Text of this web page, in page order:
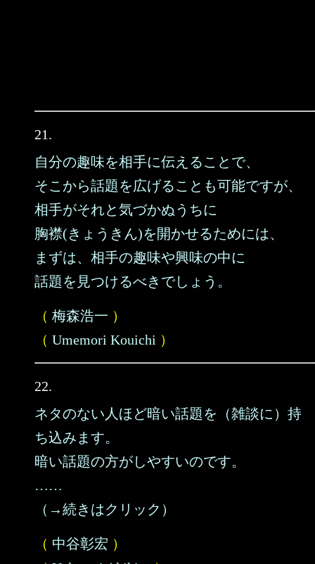
21.
自分の趣味を相手に伝えることで、
そこから話題を広げることも可能ですが、
相手がそれと気づかぬうちに
胸襟(きょうきん)を開かせるためには、
まずは、相手の趣味や興味の中に
話題を見つけるべきでしょう。
（ 梅森浩一 ）
（ Umemori Kouichi ）
22.
ネタのない人ほど暗い話題を（雑談に）持
ち込みます。
暗い話題の方がしやすいのです。
……
（→続きはクリック）
（ 中谷彰宏 ）